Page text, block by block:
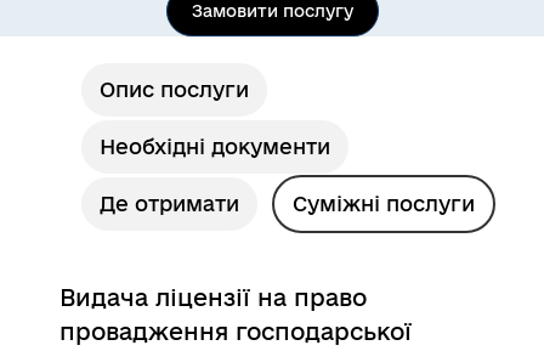
Замовити послугу
Опис послуги
Необхідні документи
Де отримати Суміжні послуги
Видача ліцензії на право
провадження господарської